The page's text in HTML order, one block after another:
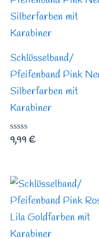
Schlüsselband/
Pfeifenband Pink
Silberfarben mit
Karabiner
Bewertet
mit
9,99 €